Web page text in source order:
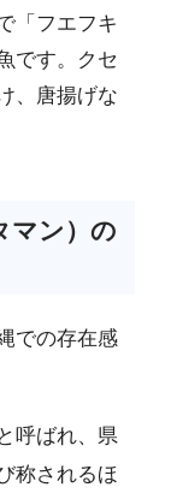
「フエフキ
です。クセ
、唐揚げな
マン）の
での存在感
と呼ばれ、県
称されるほ